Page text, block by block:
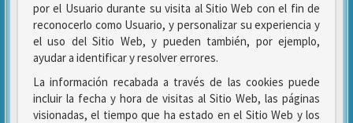
por el Usuario durante su visita al Sitio Web con el fin de
reconocerlo como Usuario, y personalizar su experiencia y
el uso del Sitio Web, y pueden también, por ejemplo,
ayudar a identificar y resolver errores.
La información recabada a través de las cookies puede
incluir la fecha y hora de visitas al Sitio Web, las páginas
visionadas, el tiempo que ha estado en el Sitio Web y los